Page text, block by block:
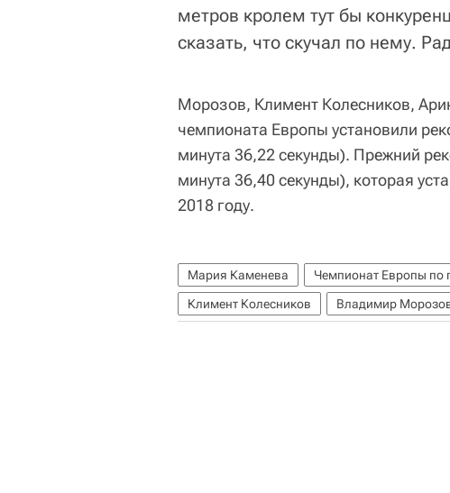
метров кролем тут бы
сказать, что скучал по нему.
Морозов, Климент Колесников,
чемпионата Европы установили
минута 36,22 секунды). Прежний
минута 36,40 секунды), которая
2018 году.
Мария Каменева Чемпионат Европы по
Климент Колесников
Владимир